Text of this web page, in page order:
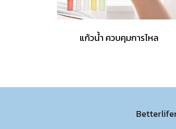
แก้วน้ำ ควบคุมการไหล